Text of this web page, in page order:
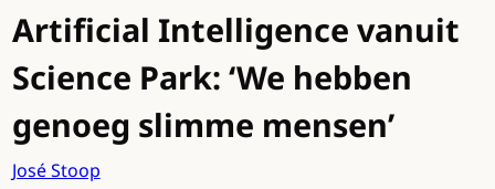
Artificial Intelligence vanuit
Science Park: ‘We hebben
genoeg slimme mensen’
José Stoop